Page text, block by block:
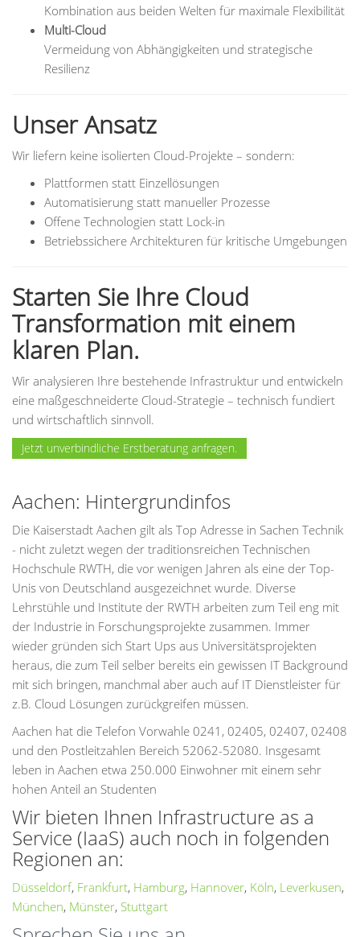
Kombination aus beiden Welten für maximale Flexibilität
Multi-Cloud
Vermeidung von Abhängigkeiten und strategische
Resilienz
Unser Ansatz
Wir liefern keine isolierten Cloud-Projekte – sondern:
Plattformen statt Einzellösungen
Automatisierung statt manueller Prozesse
Offene Technologien statt Lock-in
Betriebssichere Architekturen für kritische Umgebungen
Starten Sie Ihre Cloud
Transformation mit einem
klaren Plan.
Wir analysieren Ihre bestehende Infrastruktur und entwickeln
eine maßgeschneiderte Cloud-Strategie – technisch fundiert
und wirtschaftlich sinnvoll.
Jetzt unverbindliche Erstberatung anfragen.
Aachen: Hintergrundinfos
Die Kaiserstadt Aachen gilt als Top Adresse in Sachen Technik
- nicht zuletzt wegen der traditionsreichen Technischen
Hochschule RWTH, die vor wenigen Jahren als eine der Top-
Unis von Deutschland ausgezeichnet wurde. Diverse
Lehrstühle und Institute der RWTH arbeiten zum Teil eng mit
der Industrie in Forschungsprojekte zusammen. Immer
wieder gründen sich Start Ups aus Universitätsprojekten
heraus, die zum Teil selber bereits ein gewissen IT Background
mit sich bringen, manchmal aber auch auf IT Dienstleister für
z.B. Cloud Lösungen zurückgreifen müssen.
Aachen hat die Telefon Vorwahle 0241, 02405, 02407, 02408
und den Postleitzahlen Bereich 52062-52080. Insgesamt
leben in Aachen etwa 250.000 Einwohner mit einem sehr
hohen Anteil an Studenten
Wir bieten Ihnen Infrastructure as a
Service (IaaS) auch noch in folgenden
Regionen an:
Düsseldorf, Frankfurt, Hamburg, Hannover, Köln, Leverkusen,
München, Münster, Stuttgart